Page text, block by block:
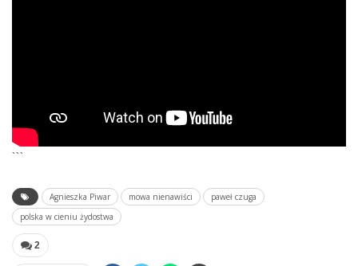
```
Agnieszka Piwar mowa nienawiści
paweł czuga
polska w cieniu żydostwa
2